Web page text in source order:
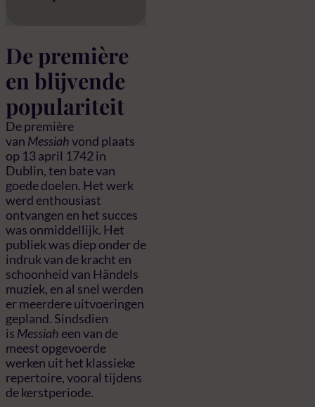
De première
en blijvende
populariteit
De première
van Messiahvond plaats
op 13 april 1742 in
Dublin, ten bate van
goede doelen. Het werk
werd enthousiast
ontvangen en het succes
was onmiddellijk. Het
publiek was diep onder de
indruk van de kracht en
schoonheid van Händels
muziek, en al snel werden
er meerdere uitvoeringen
gepland. Sindsdien
is Messiah een van de
meest opgevoerde
werken uit het klassieke
repertoire, vooral tijdens
de kerstperiode.